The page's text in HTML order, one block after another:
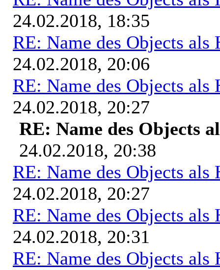
24.02.2018, 18:35
RE: Name des Objects als
24.02.2018, 20:06
RE: Name des Objects als
24.02.2018, 20:27
RE: Name des Objects
24.02.2018, 20:38
RE: Name des Objects als
24.02.2018, 20:27
RE: Name des Objects als
24.02.2018, 20:31
RE: Name des Objects als